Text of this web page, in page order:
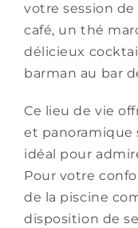
votre session de
café, un thé
délicieux
barman au bar
Ce lieu de vie
et panoramique
idéal pour
Pour votre
de la piscine
disposition de